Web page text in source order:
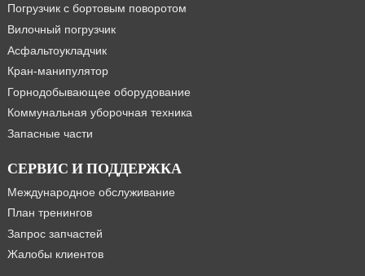
Погрузчик с бортовым поворотом
Вилочный погрузчик
Асфальтоукладчик
Кран-манипулятор
Горнодобывающее оборудование
Коммунальная уборочная техника
Запасные части
СЕРВИС И ПОДДЕРЖКА
Международное обслуживание
План тренингов
Запрос запчастей
Жалобы клиентов